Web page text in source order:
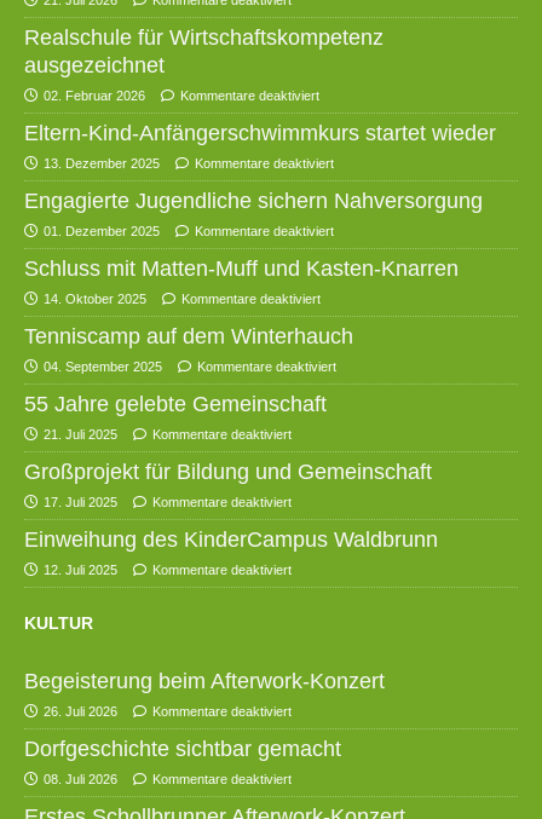
Realschule für Wirtschaftskompetenz
ausgezeichnet
02. Februar 2026 Kommentare deaktiviert
Eltern-Kind-Anfängerschwimmkurs startet wieder
13. Dezember 2025 Kommentare deaktiviert
Engagierte Jugendliche sichern Nahversorgung
01. Dezember 2025 Kommentare deaktiviert
Schluss mit Matten-Muff und Kasten-Knarren
14. Oktober 2025 Kommentare deaktiviert
Tenniscamp auf dem Winterhauch
04. September 2025 Kommentare deaktiviert
55 Jahre gelebte Gemeinschaft
21. Juli 2025 Kommentare deaktiviert
Großprojekt für Bildung und Gemeinschaft
17. Juli 2025 Kommentare deaktiviert
Einweihung des KinderCampus Waldbrunn
12. Juli 2025 Kommentare deaktiviert
KULTUR
Begeisterung beim Afterwork-Konzert
26. Juli 2026 Kommentare deaktiviert
Dorfgeschichte sichtbar gemacht
08. Juli 2026 Kommentare deaktiviert